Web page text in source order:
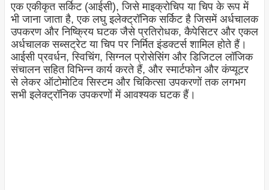
एक एकीकृत सर्किट (आईसी), जिसे माइक्रोचिप या चिप के रूप में
भी जाना जाता है, एक लघु इलेक्ट्रॉनिक सर्किट है जिसमें अर्धचालक
उपकरण और निष्क्रिय घटक जैसे प्रतिरोधक, कैपेसिटर और एकल
अर्धचालक सब्सट्रेट या चिप पर निर्मित इंडक्टर्स शामिल होते हैं।
आईसी प्रवर्धन, स्विचिंग, सिग्नल प्रोसेसिंग और डिजिटल लॉजिक
संचालन सहित विभिन्न कार्य करते हैं, और स्मार्टफोन और कंप्यूटर
से लेकर ऑटोमोटिव सिस्टम और चिकित्सा उपकरणों तक लगभग
सभी इलेक्ट्रॉनिक उपकरणों में आवश्यक घटक हैं।